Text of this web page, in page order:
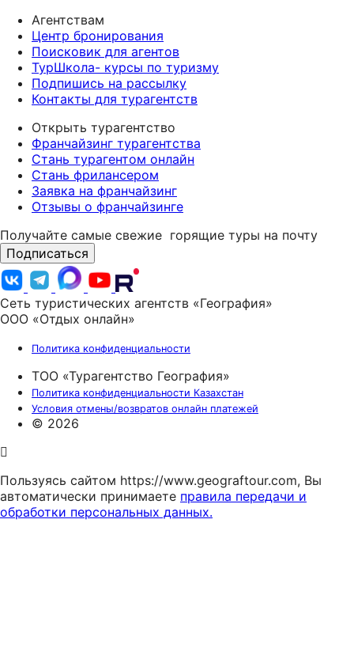
Агентствам
Центр бронирования
Поисковик для агентов
ТурШкола- курсы по туризму
Подпишись на рассылку
Контакты для турагентств
Открыть турагентство
Франчайзинг турагентства
Стань турагентом онлайн
Стань фрилансером
Заявка на франчайзинг
Отзывы о франчайзинге
Получайте самые свежие горящие туры на почту
Подписаться
Сеть туристических агентств «География»
ООО «Отдых онлайн»
Политика конфиденциальности
ТОО «Турагентство География»
Политика конфиденциальности Казахстан
Условия отмены/возвратов онлайн платежей
© 2026
Пользуясь сайтом https://www.geograftour.com, Вы
автоматически принимаете правила передачи и
обработки персональных данных.